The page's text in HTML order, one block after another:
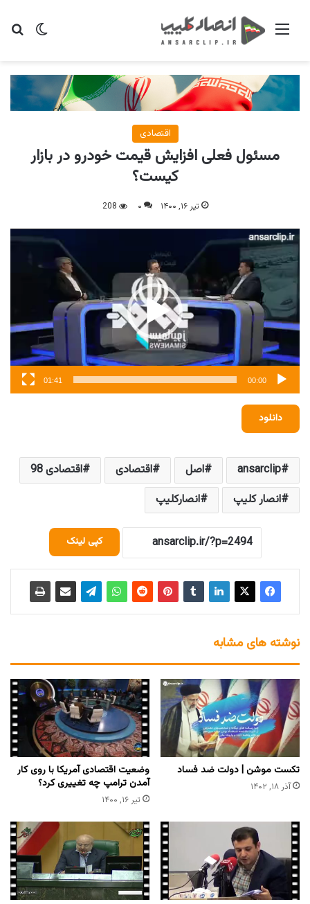
تغییر منو
اقتصادی
مسئول فعلی افزایش قیمت خودرو در بازار
کیست؟
تیر ۱۶, ۱۴۰۰ ۰ 208
نمایشگر
ویدیو
00:00
01:41
دانلود
ansarclip اصل اقتصادی
اقتصادی 98
انصار کلیپ
انصارکلیپ
کپی لینک
نوشته های مشابه
تکست موشن | دولت ضد فساد
آذر ۱۸, ۱۴۰۲
وضعیت اقتصادی آمریکا با روی کار
آمدن ترامپ چه تغییری کرد؟
تیر ۱۶, ۱۴۰۰